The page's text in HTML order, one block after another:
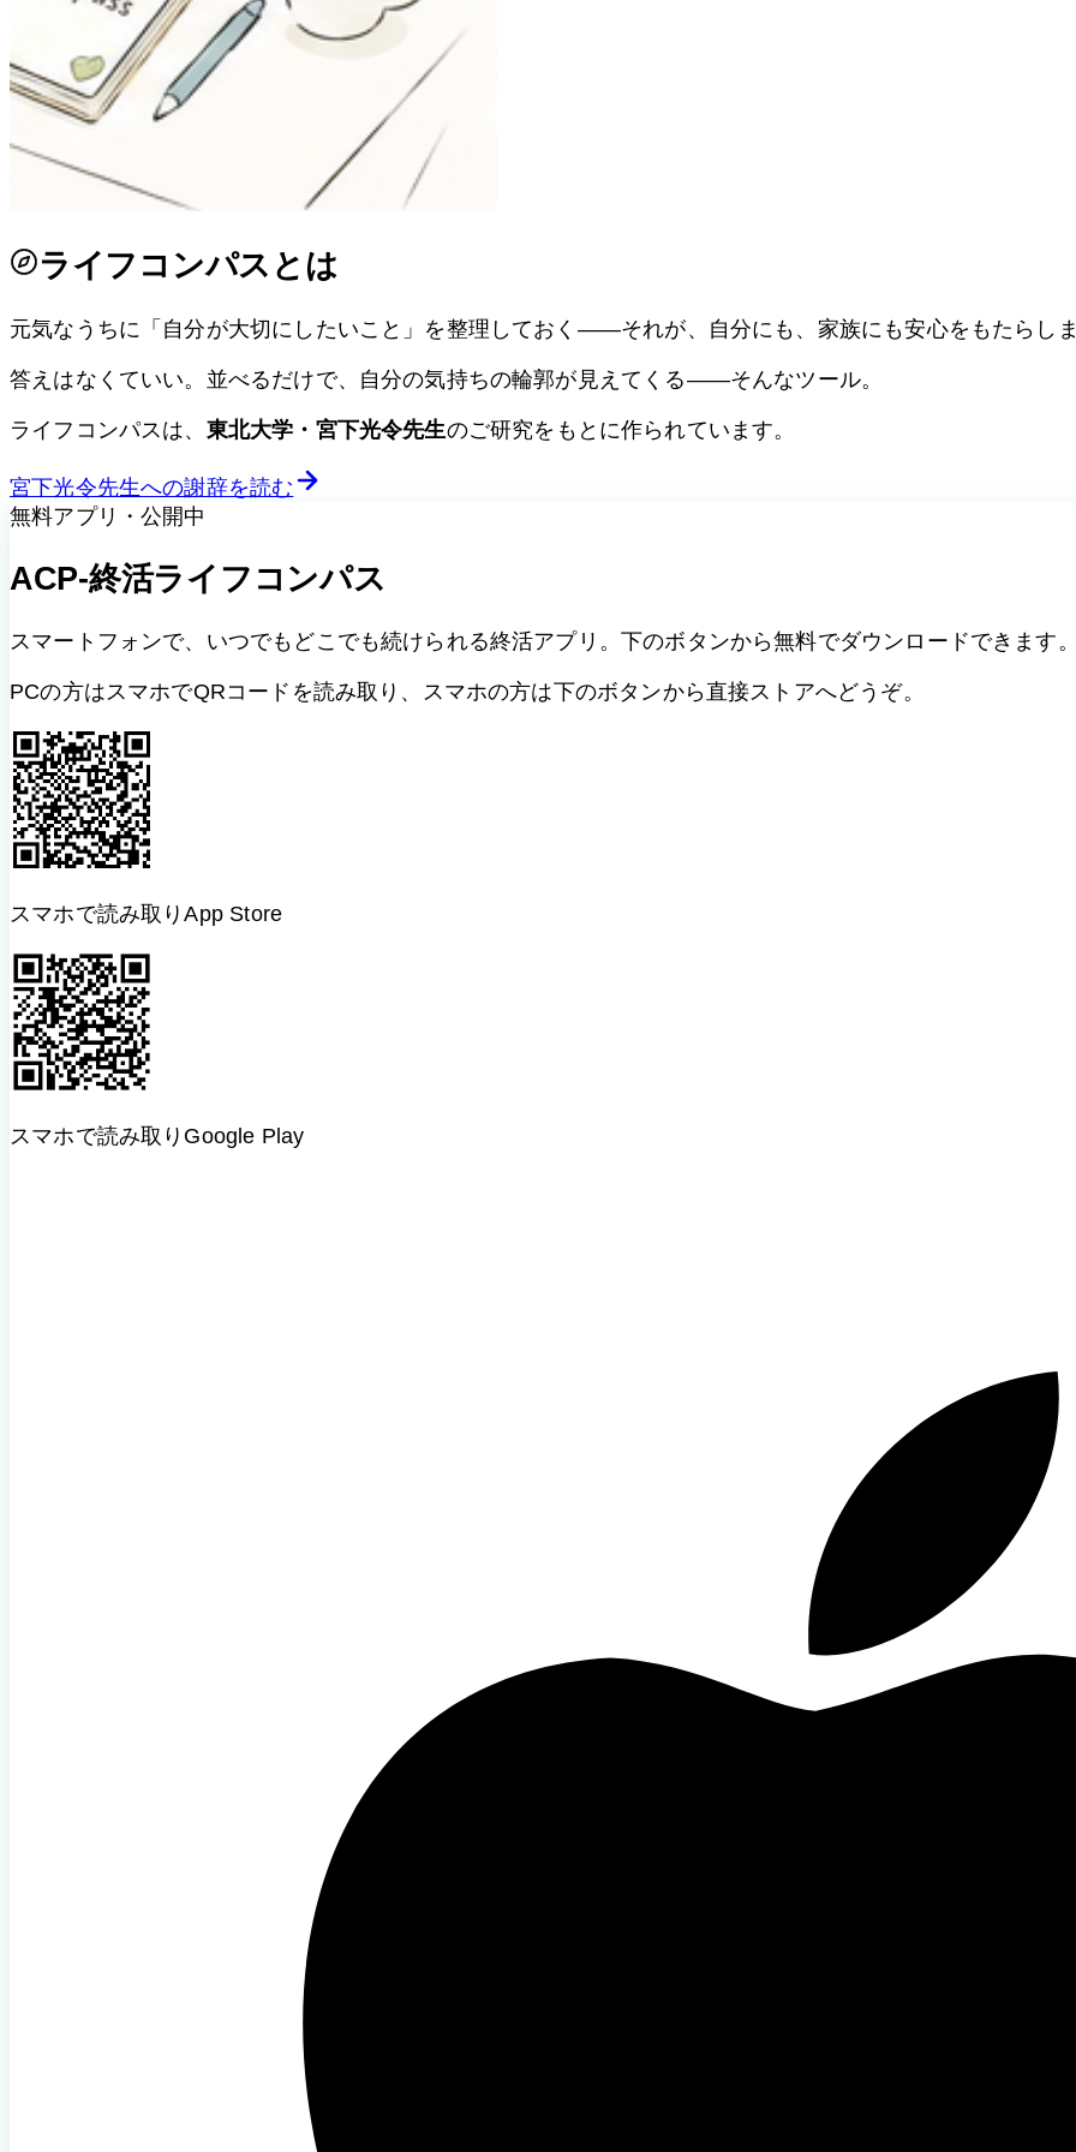
ライフコンパスとは
元気なうちに「自分が大切にしたいこと」を整理しておく——それが、自分にも、家族にも安心をもたらし
答えはなくていい。並べるだけで、自分の気持ちの輪郭が見えてくる——そんなツール。
ライフコンパスは、 東北大学・宮下光令先生のご研究をもとに作られています。
宮下光令先生への謝辞を読む
無料アプリ・公開中
ACP-終活ライフコンパス
スマートフォンで、いつでもどこでも続けられる終活アプリ。下のボタンから無料でダウンロードできます
PCの方はスマホでQRコードを読み取り、スマホの方は下のボタンから直接ストアへどうぞ。
スマホで読み取りApp Store
スマホで読み取り Google Play